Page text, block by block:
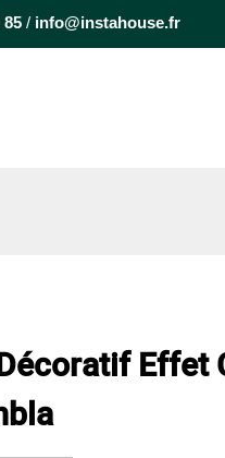
85 / info@instahouse.fr
Effet